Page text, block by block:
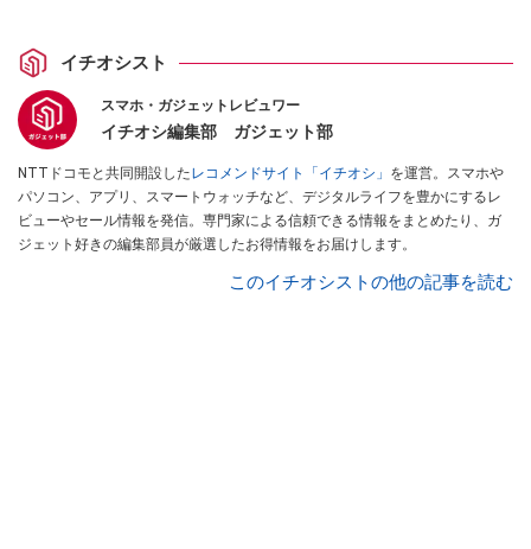
イチオシスト
スマホ・ガジェットレビュワー
イチオシ編集部 ガジェット部
NTTドコモと共同開設したレコメンドサイト「イチオシ」 を運営。スマホや
パソコン、アプリ、スマートウォッチなど、デジタルライフを豊かにするレ
ビューやセール情報を発信。専門家による信頼できる情報をまとめたり、ガ
ジェット好きの編集部員が厳選したお得情報をお届けします。
このイチオシストの他の記事を読む